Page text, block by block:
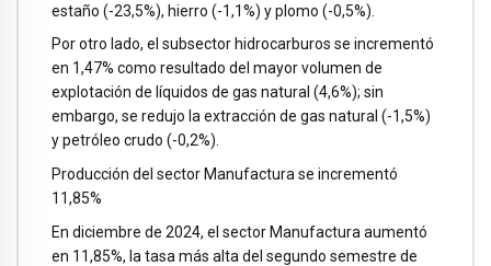
estaño (-23,5%), hierro (-1,1%) y plomo (-0,5%).
Por otro lado, el subsector hidrocarburos se incrementó
en 1,47% como resultado del mayor volumen de
explotación de líquidos de gas natural (4,6%); sin
embargo, se redujo la extracción de gas natural (-1,5%)
y petróleo crudo (-0,2%).
Producción del sector Manufactura se incrementó
11,85%
En diciembre de 2024, el sector Manufactura aumentó
en 11,85%, la tasa más alta del segundo semestre de